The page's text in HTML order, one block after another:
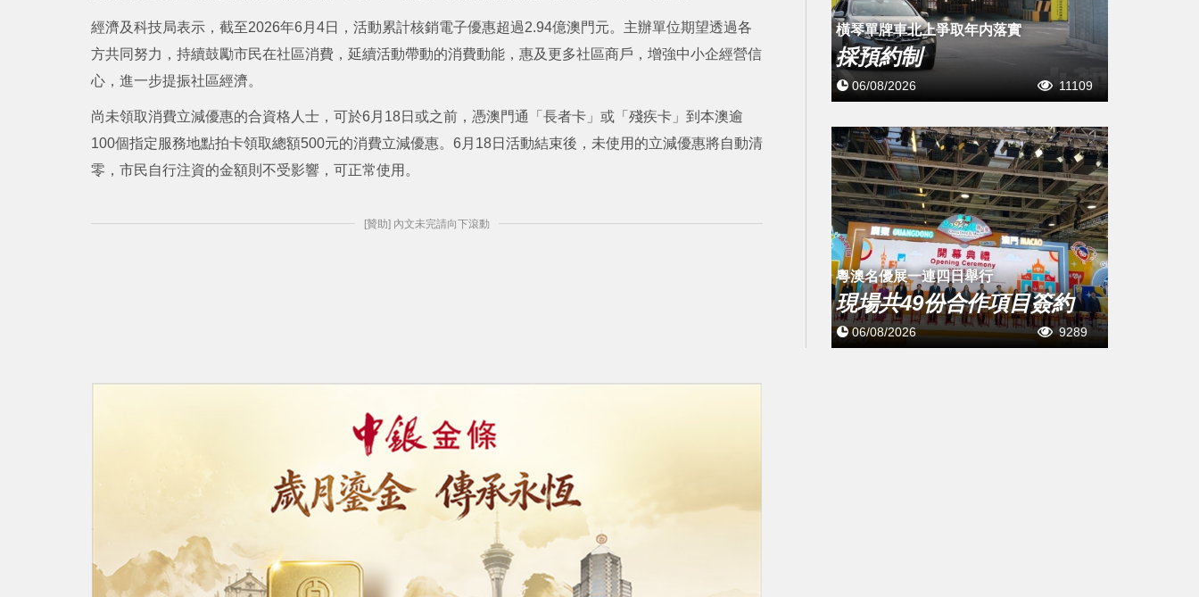
經濟及科技局表示，截至2026年6月4日，活動累計核銷電子優惠超過2.94億澳門元。主辦單位期望透過各
方共同努力，持續鼓勵市民在社區消費，延續活動帶動的消費動能，惠及更多社區商戶，增強中小企經營信
心，進一步提振社區經濟。
尚未領取消費立減優惠的合資格人士，可於6月18日或之前，憑澳門通「長者卡」或「殘疾卡」到本澳逾
100個指定服務地點拍卡領取總額500元的消費立減優惠。6月18日活動結束後，未使用的立減優惠將自動清
零，市民自行注資的金額則不受影響，可正常使用。
[贊助] 內文未完請向下滾動
橫琴單牌車北上爭取年内落實
採預約制
06/08/2026 11109
粵澳名優展一連四日舉行
現場共49份合作項目簽約
06/08/2026 9289